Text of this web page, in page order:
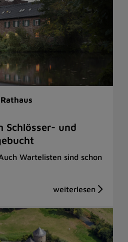
Rathaus
Schlösser- und
Wartelisten sind schon